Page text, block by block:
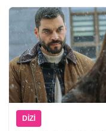
DIZI